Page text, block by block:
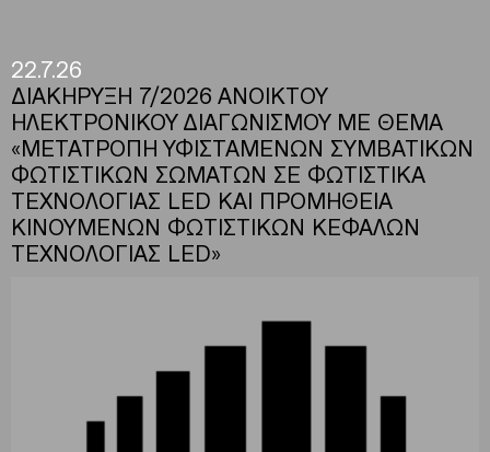
22.7.26
ΔΙΑΚΗΡΥΞΗ 7/2026 ΑΝΟΙΚΤΟΥ
ΗΛΕΚΤΡΟΝΙΚΟΥ ΔΙΑΓΩΝΙΣΜΟΥ ΜΕ ΘΕΜΑ
«ΜΕΤΑΤΡΟΠΗ ΥΦΙΣΤΑΜΕΝΩΝ ΣΥΜΒΑΤΙΚΩΝ
ΦΩΤΙΣΤΙΚΩΝ ΣΩΜΑΤΩΝ ΣΕ ΦΩΤΙΣΤΙΚΑ
ΤΕΧΝΟΛΟΓΙΑΣ LED ΚΑΙ ΠΡΟΜΗΘΕΙΑ
ΚΙΝΟΥΜΕΝΩΝ ΦΩΤΙΣΤΙΚΩΝ ΚΕΦΑΛΩΝ
ΤΕΧΝΟΛΟΓΙΑΣ LED»